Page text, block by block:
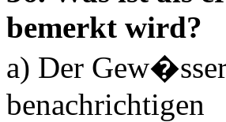
bemerkt wird?
a) Der
benachrichtigen